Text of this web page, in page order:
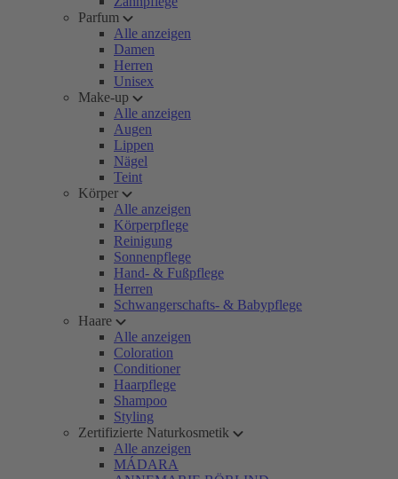
Parfum
Alle anzeigen
Damen
Herren
Unisex
Make-up
Alle anzeigen
Augen
Lippen
Nägel
Teint
Körper
Alle anzeigen
Körperpflege
Reinigung
Sonnenpflege
Hand- & Fußpflege
Herren
Schwangerschafts- & Babypflege
Haare
Alle anzeigen
Coloration
Conditioner
Haarpflege
Shampoo
Styling
Zertifizierte Naturkosmetik
Alle anzeigen
MÁDARA